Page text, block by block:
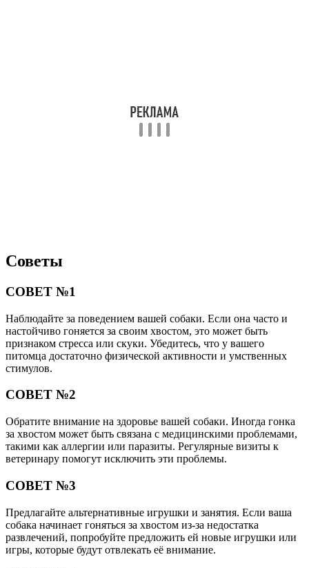
Советы
СОВЕТ №1
Наблюдайте за поведением вашей собаки. Если она часто и
настойчиво гоняется за своим хвостом, это может быть
признаком стресса или скуки. Убедитесь, что у вашего
питомца достаточно физической активности и умственных
стимулов.
СОВЕТ №2
Обратите внимание на здоровье вашей собаки. Иногда гонка
за хвостом может быть связана с медицинскими проблемами,
такими как аллергии или паразиты. Регулярные визиты к
ветеринару помогут исключить эти проблемы.
СОВЕТ №3
Предлагайте альтернативные игрушки и занятия. Если ваша
собака начинает гоняться за хвостом из-за недостатка
развлечений, попробуйте предложить ей новые игрушки или
игры, которые будут отвлекать её внимание.